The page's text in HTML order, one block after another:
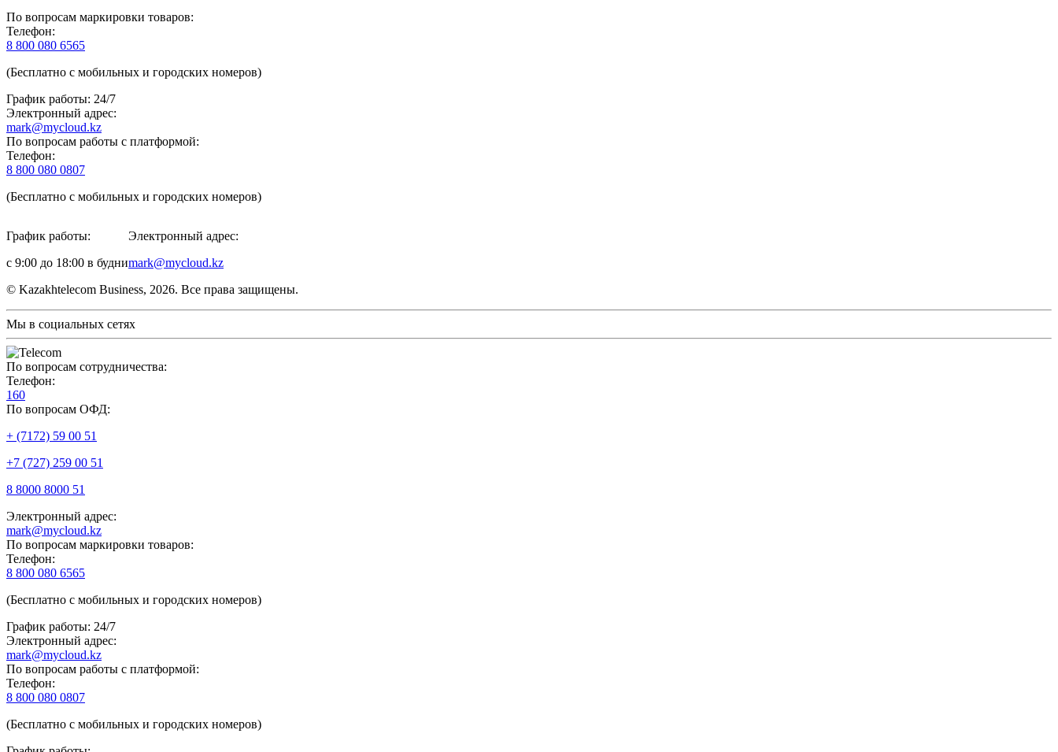
По вопросам маркировки товаров:
Телефон:
8 800 080 6565
(Бесплатно с мобильных и городских номеров)
График работы: 24/7
Электронный адрес:
mark@mycloud.kz
По вопросам работы с платформой:
Телефон:
8 800 080 0807
(Бесплатно с мобильных и городских номеров)
График работы:
с 9:00 до 18:00 в будни
Электронный адрес:
mark@mycloud.kz
© Kazakhtelecom Business, 2026. Все права защищены.
Мы в социальных сетях
По вопросам сотрудничества:
Телефон:
160
По вопросам ОФД:
+ (7172) 59 00 51
+7 (727) 259 00 51
8 8000 8000 51
Электронный адрес:
mark@mycloud.kz
По вопросам маркировки товаров:
Телефон:
8 800 080 6565
(Бесплатно с мобильных и городских номеров)
График работы: 24/7
Электронный адрес:
mark@mycloud.kz
По вопросам работы с платформой:
Телефон:
8 800 080 0807
(Бесплатно с мобильных и городских номеров)